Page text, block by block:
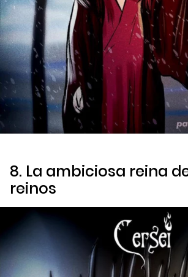
8. La ambiciosa reina
reinos